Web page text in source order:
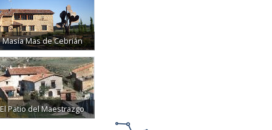
Masía Mas de Cebrián
El Patio del Maestrazgo